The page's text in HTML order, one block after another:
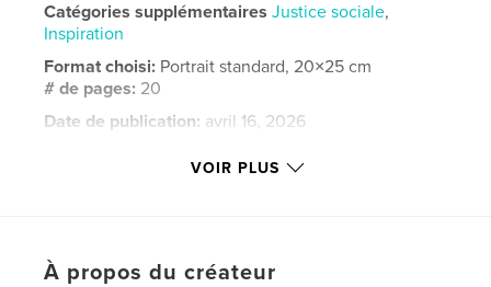
Catégories supplémentaires Justice sociale,
Inspiration
Format choisi: Portrait standard, 20×25 cm
# de pages: 20
Date de publication: avril 16, 2026
VOIR PLUS
À propos du créateur